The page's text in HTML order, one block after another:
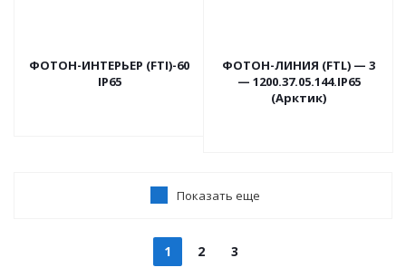
ФОТОН-ИНТЕРЬЕР (FTI)-60
IP65
ФОТОН-ЛИНИЯ (FTL) — 3
— 1200.37.05.144.IP65
(Арктик)
Показать еще
1 2 3